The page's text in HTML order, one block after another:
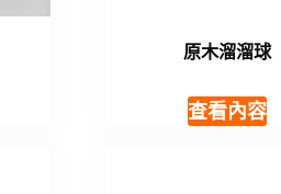
原木溜溜球
查看內容